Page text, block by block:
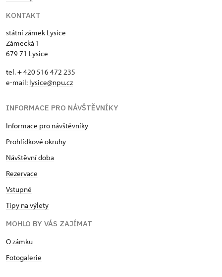
KONTAKT
státní zámek Lysice
Zámecká 1
679 71 Lysice
tel. + 420 516 472 235
e-mail: ​lysice@npu.cz
INFORMACE PRO NÁVŠTĚVNÍKY
Informace pro návštěvníky
Prohlídkové okruhy
Návštěvní doba
Rezervace
Vstupné
Tipy na výlety
MOHLO BY VÁS ZAJÍMAT
O zámku
Fotogalerie